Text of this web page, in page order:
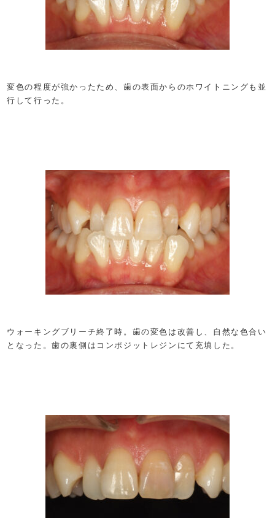
変色の程度が強かったため、歯の表面からのホワイトニングも並
行して行った。
ウォーキングブリーチ終了時。歯の変色は改善し、自然な色合い
となった。歯の裏側はコンポジットレジンにて充填した。